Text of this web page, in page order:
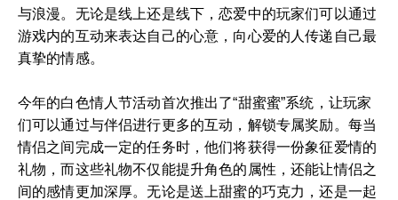
与浪漫。无论是线上还是线下，恋爱中的玩家们可以通过
游戏内的互动来表达自己的心意，向心爱的人传递自己最
真挚的情感。
今年的白色情人节活动首次推出了“甜蜜蜜”系统，让玩家
们可以通过与伴侣进行更多的互动，解锁专属奖励。每当
情侣之间完成一定的任务时，他们将获得一份象征爱情的
礼物，而这些礼物不仅能提升角色的属性，还能让情侣之
间的感情更加深厚。无论是送上甜蜜的巧克力，还是一起